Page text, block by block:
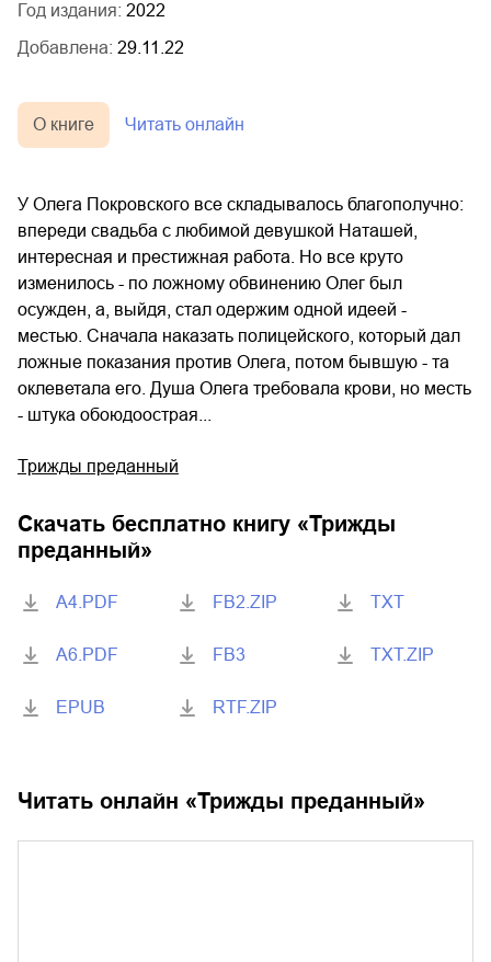
Год издания: 2022
Добавлена: 29.11.22
О книге Читать онлайн
У Олега Покровского все складывалось благополучно:
впереди свадьба с любимой девушкой Наташей,
интересная и престижная работа. Но все круто
изменилось - по ложному обвинению Олег был
осужден, а, выйдя, стал одержим одной идеей -
местью. Сначала наказать полицейского, который дал
ложные показания против Олега, потом бывшую - та
оклеветала его. Душа Олега требовала крови, но месть
- штука обоюдоострая...
Трижды преданный
Скачать бесплатно книгу «Трижды
преданный»
A4.PDF
A6.PDF
EPUB
FB2.ZIP
FB3
RTF.ZIP
TXT
TXT.ZIP
Читать онлайн «Трижды преданный»